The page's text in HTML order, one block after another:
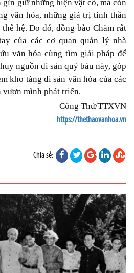
giữ những hiện vật cổ, mà còn
văn hóa, những giá trị tinh thần
hệ. Do đó, đồng bào Chăm rất
của các cơ quan quản lý nhà
văn hóa cùng tìm giải pháp để
nguồn di sản quý báu này, góp
kho tàng di sản văn hóa của các
mình phát triển.
Công Thử/TTXVN
https://thethaovanhoa.vn
Chia sẻ: